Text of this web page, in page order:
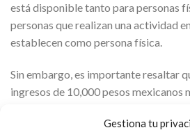
Gestiona tu
está disponible tanto para personas
personas que realizan una actividad
establecen como persona física.
Sin embargo, es importante resaltar
ingresos de 10,000 pesos mexicanos
Anuncio